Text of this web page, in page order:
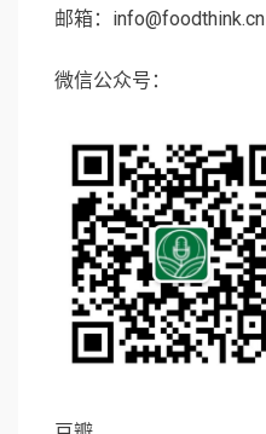
邮箱：info@foodthink.cn
微信公众号：